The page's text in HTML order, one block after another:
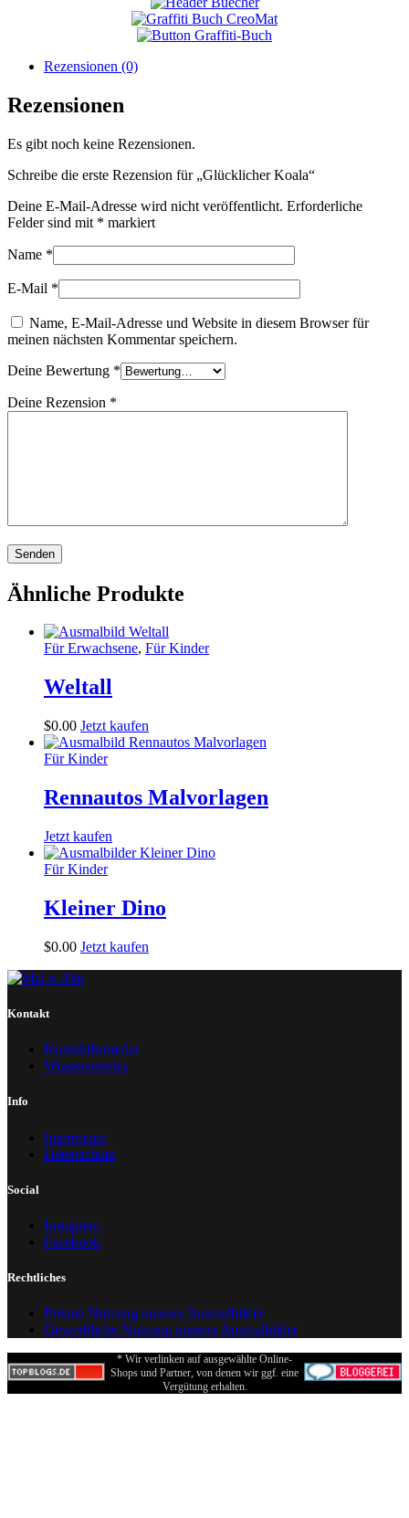
Rezensionen (0)
Rezensionen
Es gibt noch keine Rezensionen.
Schreibe die erste Rezension für „Glücklicher Koala“
Deine E-Mail-Adresse wird nicht veröffentlicht. Erforderliche
Felder sind mit * markiert
Name *
E-Mail *
Name, E-Mail-Adresse und Website in diesem Browser für
meinen nächsten Kommentar speichern.
Deine Bewertung *
Deine Rezension *
Ähnliche Produkte
Für Erwachsene, Für Kinder
Weltall
$0.00 Jetzt kaufen
Für Kinder
Rennautos Malvorlagen
Jetzt kaufen
Für Kinder
Kleiner Dino
$0.00 Jetzt kaufen
Kontakt
Kontaktformular
Wissenswertes
Info
Impressum
Datenschutz
Social
Instagram
Facebook
Rechtliches
Private Nutzung unserer Ausmalbilder
Gewerbliche Nutzung unserer Ausmalbilder
* Wir verlinken auf ausgewählte Online-
Shops und Partner, von denen wir ggf. eine
Vergütung erhalten.